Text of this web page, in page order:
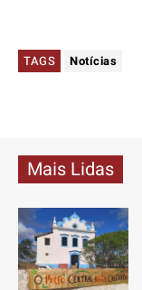
TAGS Notícias
Mais Lidas